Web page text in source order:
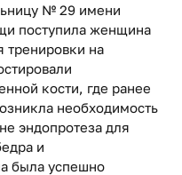
№ 29 имени
поступила женщина
тренировки на
кости, где ранее
необходимость
эндопротеза для
и
была успешно